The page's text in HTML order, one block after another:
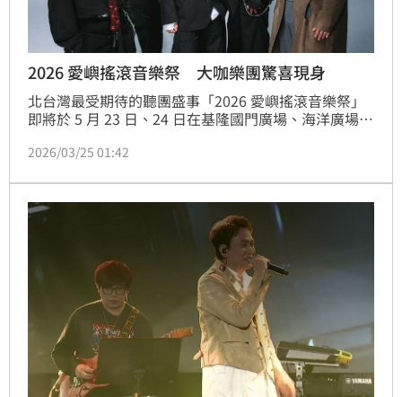
2026 愛嶼搖滾音樂祭 大咖樂團驚喜現身
北台灣最受期待的聽團盛事「2026 愛嶼搖滾音樂祭」
即將於 5 月 23 日、24 日在基隆國門廣場、海洋廣場及
持三大舞台設計，更將與日本名古屋人氣音樂祭
力推向國際高度。蔡維歆
2026/03/25 01:42